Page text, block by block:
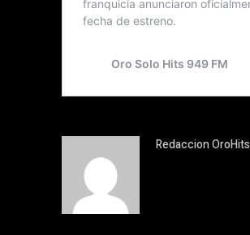
Redaccion OroHits